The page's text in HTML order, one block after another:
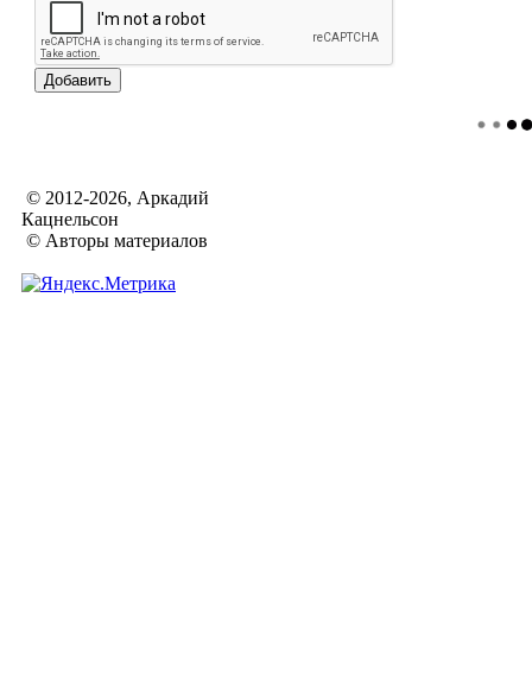
© 2012-2026, Аркадий
Кацнельсон
© Авторы материалов